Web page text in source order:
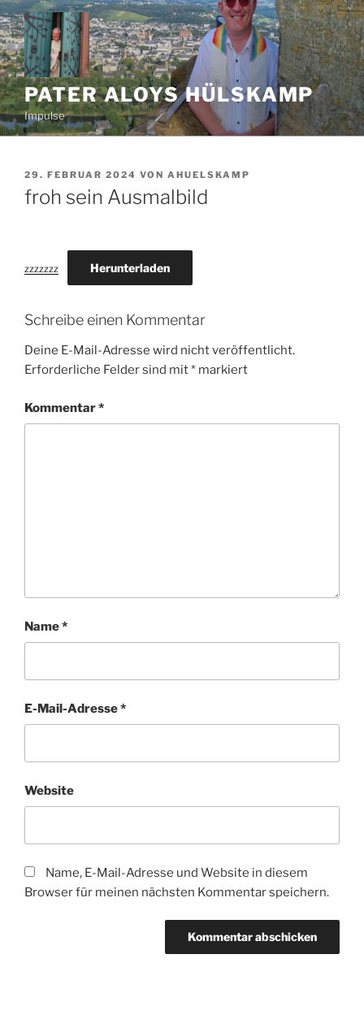
Zum
Inhalt
springen
PATER ALOYS HÜLSKAMP
Impulse
VERÖFFENTLICHT
AM
29. FEBRUAR 2024 VON AHUELSKAMP
froh sein Ausmalbild
zzzzzzz Herunterladen
Schreibe einen Kommentar
Deine E-Mail-Adresse wird nicht veröffentlicht.
Erforderliche Felder sind mit* markiert
Kommentar*
Name*
E-Mail-Adresse*
Website
Name, E-Mail-Adresse und Website in diesem
Browser für meinen nächsten Kommentar speichern.